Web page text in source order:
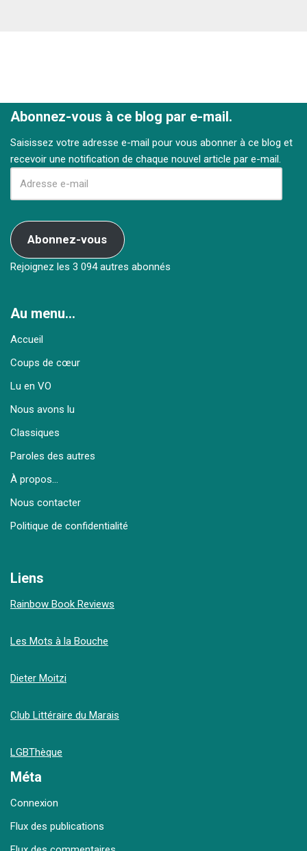
Abonnez-vous à ce blog par e-mail.
Saisissez votre adresse e-mail pour vous abonner à ce blog et
recevoir une notification de chaque nouvel article par e-mail.
Abonnez-vous
Rejoignez les 3 094 autres abonnés
Au menu…
Accueil
Coups de cœur
Lu en VO
Nous avons lu
Classiques
Paroles des autres
À propos…
Nous contacter
Politique de confidentialité
Liens
Rainbow Book Reviews
Les Mots à la Bouche
Dieter Moitzi
Club Littéraire du Marais
LGBThèque
Méta
Connexion
Flux des publications